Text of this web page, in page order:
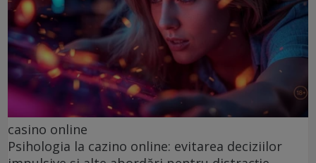
casino online
Psihologia la cazino online: evitarea deciziilor